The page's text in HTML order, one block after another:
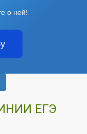
о ней!
ЕГЭ